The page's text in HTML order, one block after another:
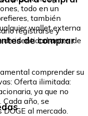
todo en un
también
wallet externa
registrarse y
de identidad antes de
de comprar
comprender su
Oferta ilimitada:
ya que no
año, se
al mercado.